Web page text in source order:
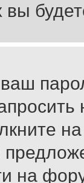
вы
на